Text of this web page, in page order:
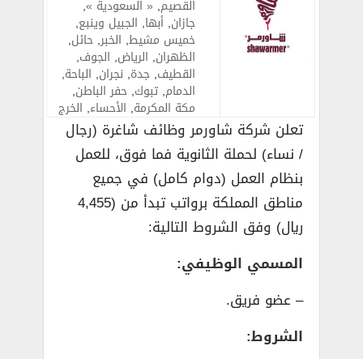
القصيم, « السعودية »,
جازان,أبها, الجبيل وينبع,
خميس مشيط, الخبر,حائل,
الظهران, الرياض, الجوف,
القطيف,جدة, نجران, الباحة,
الدمام,تبوك,حفر الباطن,
مكة المكرمة, الأحساء, الخرج
تعلن شركة شاورمر وظائف شاغرة (رجال
/ نساء) لحملة الثانوية فما فوق، للعمل
بنظام العمل (دوام كامل) في جميع
مناطق المملكة برواتب تبدأ من (4,455
ريال) وفق الشروط التالية:
المسمي الوظيفي:
– عضو فريق.
الشروط: